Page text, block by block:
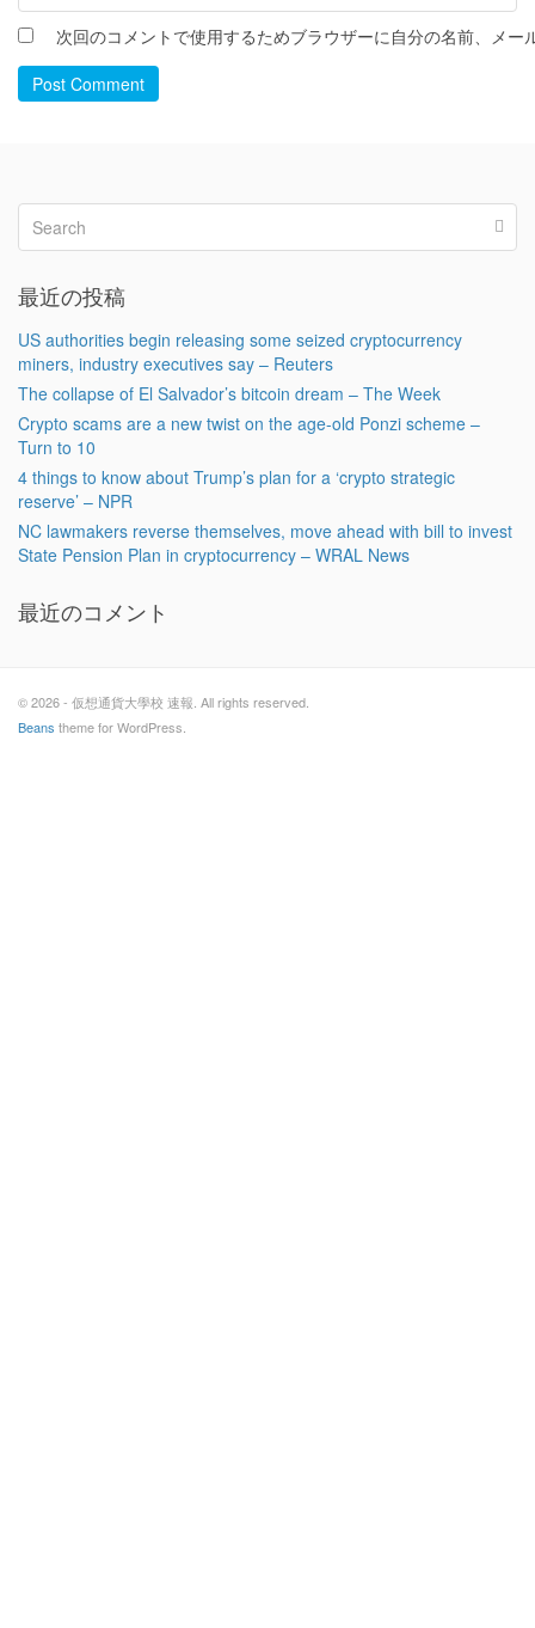
次回のコメントで使用するためブラウザーに自分の名前、メー
Post Comment
最近の投稿
US authorities begin releasing some seized cryptocurrency
miners, industry executives say – Reuters
The collapse of El Salvador’s bitcoin dream – The Week
Crypto scams are a new twist on the age-old Ponzi scheme –
Turn to 10
4 things to know about Trump’s plan for a ‘crypto strategic
reserve’ – NPR
NC lawmakers reverse themselves, move ahead with bill to invest
State Pension Plan in cryptocurrency – WRAL News
最近のコメント
© 2026 - 仮想通貨大學校 速報. All rights reserved.
Beans theme for WordPress.